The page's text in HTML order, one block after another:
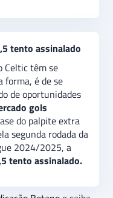
tento assinalado
Celtic têm se
forma, é de se
de oportunidades
gols
do palpite extra
segunda rodada da
2024/2025, a
tento assinalado.